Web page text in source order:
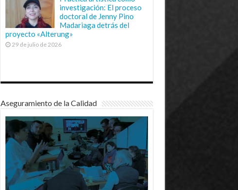
investigación: El proceso
doctoral de Jenny Pino
Madariaga detrás del
proyecto «Alterung»
29 de julio de 2026
Aseguramiento de la Calidad